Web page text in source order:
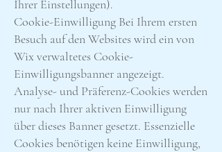
Ihrer Einstellungen).
Cookie-Einwilligung Bei Ihrem ersten
Besuch auf den Websites wird ein von
Wix verwaltetes Cookie-
Einwilligungsbanner angezeigt.
Analyse- und Präferenz-Cookies werden
nur nach Ihrer aktiven Einwilligung
über dieses Banner gesetzt. Essenzielle
Cookies benötigen keine Einwilligung,